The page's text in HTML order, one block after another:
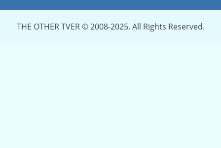
THE OTHER TVER © 2008-2025. All Rights Reserved.